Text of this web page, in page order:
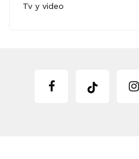
Tv y video